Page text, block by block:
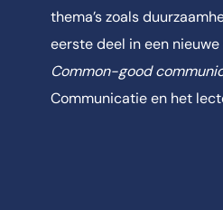
thema’s zoals
eerste deel in een
Common-good
Communicatie en het